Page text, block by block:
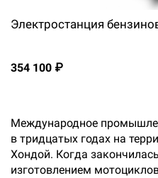
Электростанция
354 100 ₽
Международное
в тридцатых годах на
Хондой. Когда
изготовлением